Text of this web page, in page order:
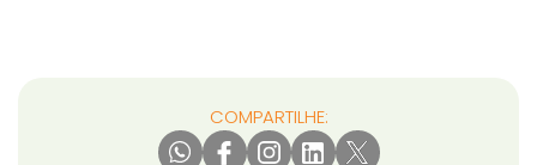
COMPARTILHE: